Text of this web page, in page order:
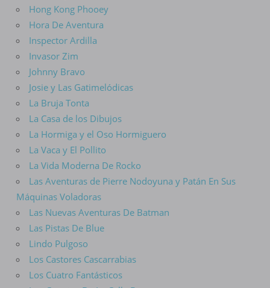
Hong Kong Phooey
Hora De Aventura
Inspector Ardilla
Invasor Zim
Johnny Bravo
Josie y Las Gatimelódicas
La Bruja Tonta
La Casa de los Dibujos
La Hormiga y el Oso Hormiguero
La Vaca y El Pollito
La Vida Moderna De Rocko
Las Aventuras de Pierre Nodoyuna y Patán En Sus
Máquinas Voladoras
Las Nuevas Aventuras De Batman
Las Pistas De Blue
Lindo Pulgoso
Los Castores Cascarrabias
Los Cuatro Fantásticos